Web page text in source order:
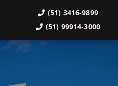
(51) 3416-9899
(51) 99914-3000